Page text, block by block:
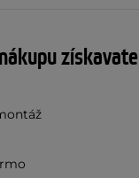
získavate